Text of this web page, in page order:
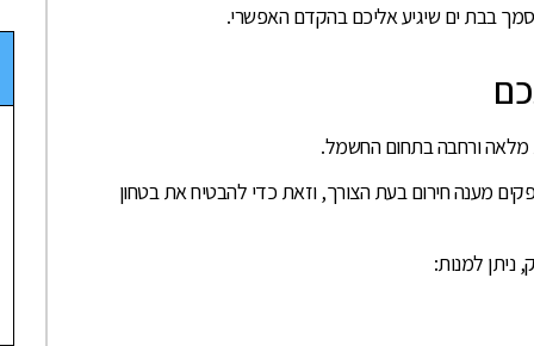
בבת ים שיגיע אליכם בהקדם האפשרי.
ורחבה בתחום החשמל.
מענה חירום בעת הצורך, וזאת כדי להבטיח את בטחון
ניתן למנות: